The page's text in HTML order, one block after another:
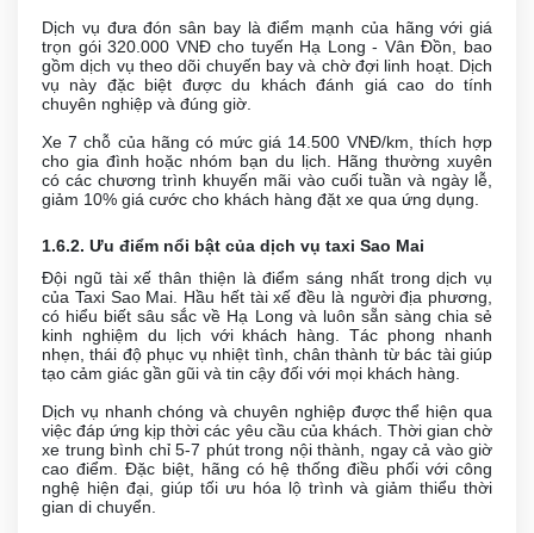
Dịch vụ đưa đón sân bay là điểm mạnh của hãng với giá
trọn gói 320.000 VNĐ cho tuyến Hạ Long - Vân Đồn, bao
gồm dịch vụ theo dõi chuyến bay và chờ đợi linh hoạt. Dịch
vụ này đặc biệt được du khách đánh giá cao do tính
chuyên nghiệp và đúng giờ.
Xe 7 chỗ của hãng có mức giá 14.500 VNĐ/km, thích hợp
cho gia đình hoặc nhóm bạn du lịch. Hãng thường xuyên
có các chương trình khuyến mãi vào cuối tuần và ngày lễ,
giảm 10% giá cước cho khách hàng đặt xe qua ứng dụng.
1.6.2. Ưu điểm nổi bật của dịch vụ taxi Sao Mai
Đội ngũ tài xế thân thiện là điểm sáng nhất trong dịch vụ
của Taxi Sao Mai. Hầu hết tài xế đều là người địa phương,
có hiểu biết sâu sắc về Hạ Long và luôn sẵn sàng chia sẻ
kinh nghiệm du lịch với khách hàng. Tác phong nhanh
nhẹn, thái độ phục vụ nhiệt tình, chân thành từ bác tài giúp
tạo cảm giác gần gũi và tin cậy đối với mọi khách hàng.
Dịch vụ nhanh chóng và chuyên nghiệp được thể hiện qua
việc đáp ứng kịp thời các yêu cầu của khách. Thời gian chờ
xe trung bình chỉ 5-7 phút trong nội thành, ngay cả vào giờ
cao điểm. Đặc biệt, hãng có hệ thống điều phối với công
nghệ hiện đại, giúp tối ưu hóa lộ trình và giảm thiểu thời
gian di chuyển.